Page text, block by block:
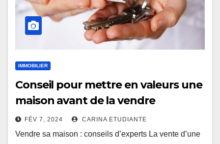
IMMOBILIER
Conseil pour mettre en valeurs une
maison avant de la vendre
FÉV 7, 2024 CARINA ETUDIANTE
Vendre sa maison : conseils d’experts La vente d’une